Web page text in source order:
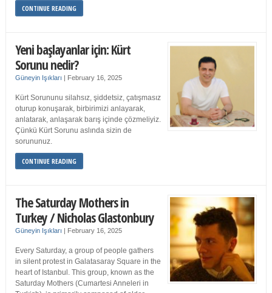
CONTINUE READING
Yeni başlayanlar için: Kürt
Sorunu nedir?
Güneyin Işıkları | February 16, 2025
Kürt Sorununu silahsız, şiddetsiz, çatışmasız
oturup konuşarak, birbirimizi anlayarak,
anlatarak, anlaşarak barış içinde çözmeliyiz.
Çünkü Kürt Sorunu aslında sizin de
sorununuz.
CONTINUE READING
The Saturday Mothers in
Turkey / Nicholas Glastonbury
Güneyin Işıkları | February 16, 2025
Every Saturday, a group of people gathers
in silent protest in Galatasaray Square in the
heart of Istanbul. This group, known as the
Saturday Mothers (Cumartesi Anneleri in